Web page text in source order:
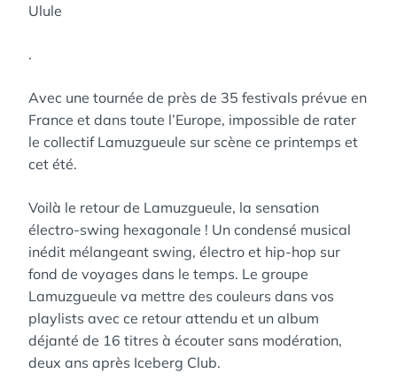
Ulule
.
Avec une tournée de près de 35 festivals prévue en
France et dans toute l’Europe, impossible de rater
le collectif Lamuzgueule sur scène ce printemps et
cet été.
Voilà le retour de Lamuzgueule, la sensation
électro-swing hexagonale ! Un condensé musical
inédit mélangeant swing, électro et hip-hop sur
fond de voyages dans le temps. Le groupe
Lamuzgueule va mettre des couleurs dans vos
playlists avec ce retour attendu et un album
déjanté de 16 titres à écouter sans modération,
deux ans après Iceberg Club.